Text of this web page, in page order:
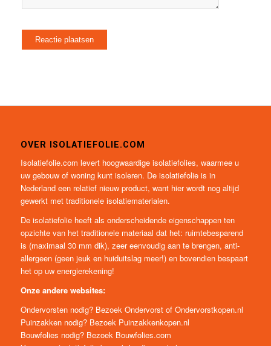
OVER ISOLATIEFOLIE.COM
Isolatiefolie.com levert hoogwaardige isolatiefolies, waarmee u
uw gebouw of woning kunt isoleren. De isolatiefolie is in
Nederland een relatief nieuw product, want hier wordt nog altijd
gewerkt met traditionele isolatiematerialen.
De isolatiefolie heeft als onderscheidende eigenschappen ten
opzichte van het traditionele materiaal dat het: ruimtebesparend
is (maximaal 30 mm dik), zeer eenvoudig aan te brengen, anti-
allergeen (geen jeuk en huiduitslag meer!) en bovendien bespaart
het op uw energierekening!
Onze andere websites:
Ondervorsten nodig? Bezoek Ondervorstof Ondervorstkopen.nl
Puinzakken nodig? Bezoek Puinzakkenkopen.nl
Bouwfolies nodig? Bezoek Bouwfolies.com